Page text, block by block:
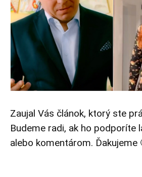
Zaujal Vás článok, ktorý ste
Budeme radi, ak ho podporíte
alebo komentárom. Ďakujeme